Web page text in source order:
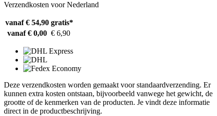
Verzendkosten voor Nederland
vanaf € 54,90 gratis*
vanaf € 0,00 € 6,90
Deze verzendkosten worden gemaakt voor standaardverzending. Er
kunnen extra kosten ontstaan, bijvoorbeeld vanwege het gewicht, de
grootte of de kenmerken van de producten. Je vindt deze informatie
direct in de productbeschrijving.